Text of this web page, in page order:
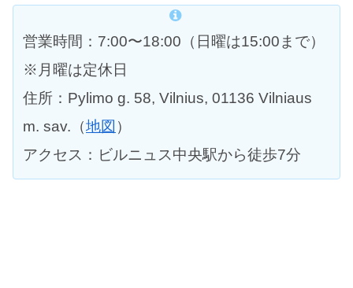
営業時間：7:00〜18:00（日曜は15:00まで）
※月曜は定休日
住所：Pylimo g. 58, Vilnius, 01136 Vilniaus
m. sav.（地図 ）
アクセス：ビルニュス中央駅から徒歩7分